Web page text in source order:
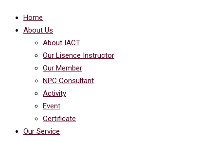
Home
About Us
About IACT
Our Lisence Instructor
Our Member
NPC Consultant
Activity
Event
Certificate
Our Service